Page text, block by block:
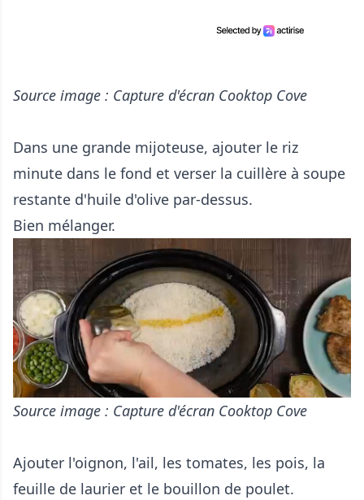
Source image : Capture d'écran Cooktop Cove
Dans une grande mijoteuse, ajouter le riz
minute dans le fond et verser la cuillère à soupe
restante d'huile d'olive par-dessus.
Bien mélanger.
Source image : Capture d'écran Cooktop Cove
Ajouter l'oignon, l'ail, les tomates, les pois, la
feuille de laurier et le bouillon de poulet.